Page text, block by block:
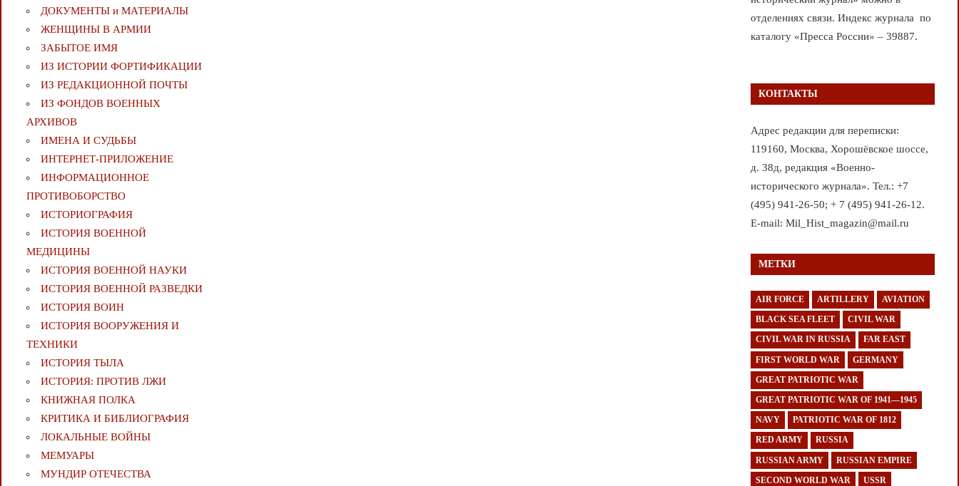
ДОКУМЕНТЫ и МАТЕРИАЛЫ
ЖЕНЩИНЫ В АРМИИ
ЗАБЫТОЕ ИМЯ
ИЗ ИСТОРИИ ФОРТИФИКАЦИИ
ИЗ РЕДАКЦИОННОЙ ПОЧТЫ
ИЗ ФОНДОВ ВОЕННЫХ
АРХИВОВ
ИМЕНА И СУДЬБЫ
ИНТЕРНЕТ-ПРИЛОЖЕНИЕ
ИНФОРМАЦИОННОЕ
ПРОТИВОБОРСТВО
ИСТОРИОГРАФИЯ
ИСТОРИЯ ВОЕННОЙ
МЕДИЦИНЫ
ИСТОРИЯ ВОЕННОЙ НАУКИ
ИСТОРИЯ ВОЕННОЙ РАЗВЕДКИ
ИСТОРИЯ ВОИН
ИСТОРИЯ ВООРУЖЕНИЯ И
ТЕХНИКИ
ИСТОРИЯ ТЫЛА
ИСТОРИЯ: ПРОТИВ ЛЖИ
КНИЖНАЯ ПОЛКА
КРИТИКА И БИБЛИОГРАФИЯ
ЛОКАЛЬНЫЕ ВОЙНЫ
МЕМУАРЫ
МУНДИР ОТЕЧЕСТВА
отделениях связи. Индекс журнала по
каталогу «Пресса России» – 39887.
КОНТАКТЫ
Адрес редакции для переписки:
119160, Москва, Хорошёвское шоссе,
д. 38д, редакция «Военно-
исторического журнала». Тел.: +7
(495) 941-26-50; + 7 (495) 941-26-12.
E-mail: Mil_Hist_magazin@mail.ru
МЕТКИ
AIR FORCE ARTILLERY AVIATION
BLACK SEA FLEET CIVIL WAR
CIVIL WAR IN RUSSIA FAR EAST
FIRST WORLD WAR GERMANY
GREAT PATRIOTIC WAR
GREAT PATRIOTIC WAR OF 1941—1945
NAVY PATRIOTIC WAR OF 1812
RED ARMY RUSSIA
RUSSIAN ARMY RUSSIAN EMPIRE
SECOND WORLD WAR USSR